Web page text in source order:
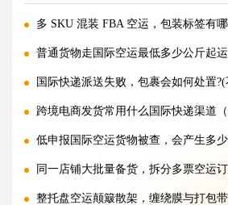
多 SKU 混装 FBA 空运，包装标签有哪些规范（
普通货物走国际空运最低多少公斤起运（国
国际快递派送失败，包裹会如何处置?(不
跨境电商发货常用什么国际快递渠道（跨境
低申报国际空运货物被查，会产生多
同一店铺大批量备货，拆分多票空运订舱有什么好
整托盘空运颠簸散架，缠绕膜与打包带规范用法是什